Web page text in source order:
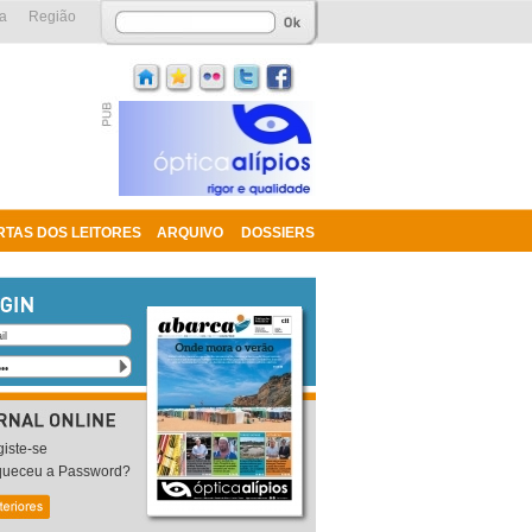
DOS LEITORES ARQUIVO DOSSIERS
Região
se
a Password?